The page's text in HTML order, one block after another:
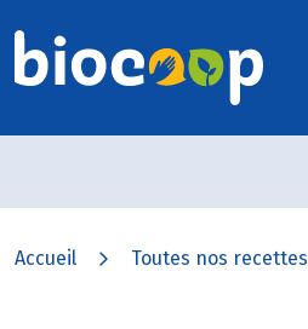
Accueil Toutes nos recettes